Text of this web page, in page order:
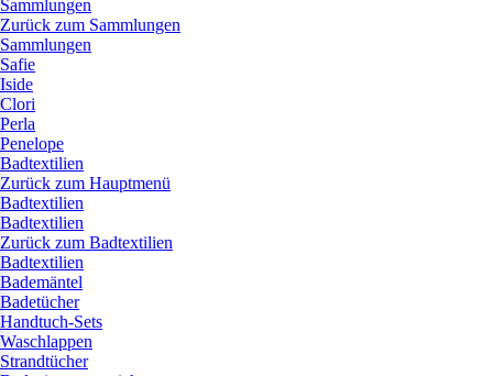
Sammlungen
Zurück zum Sammlungen
Sammlungen
Safie
Iside
Clori
Perla
Penelope
Badtextilien
Zurück zum Hauptmenü
Badtextilien
Badtextilien
Zurück zum Badtextilien
Badtextilien
Bademäntel
Badetücher
Handtuch-Sets
Waschlappen
Strandtücher